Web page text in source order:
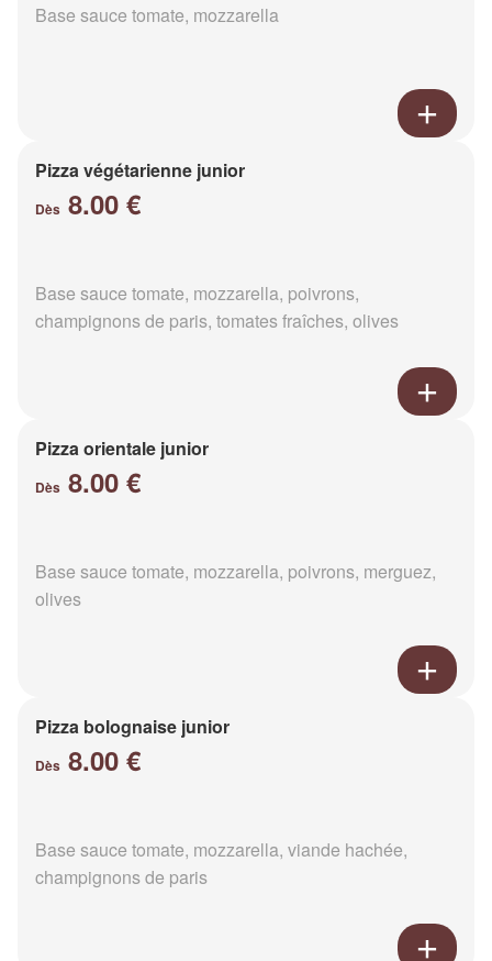
Base sauce tomate, mozzarella
Pizza végétarienne junior
Dès 8.00 €
Base sauce tomate, mozzarella, poivrons,
champignons de paris, tomates fraîches, olives
Pizza orientale junior
Dès 8.00 €
Base sauce tomate, mozzarella, poivrons, merguez,
olives
Pizza bolognaise junior
Dès 8.00 €
Base sauce tomate, mozzarella, viande hachée,
champignons de paris